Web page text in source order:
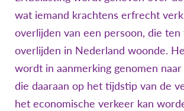
wat iemand krachtens erfrecht
overlijden van een persoon, die ten
overlijden in Nederland woonde.
wordt in aanmerking genomen
die daaraan op het tijdstip van de
het economische verkeer kan